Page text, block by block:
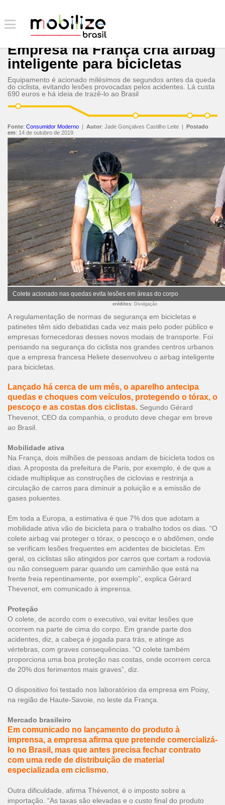
Empresa na França cria airbag
inteligente para bicicletas
Equipamento é acionado milésimos de segundos antes da queda
do ciclista, evitando lesões provocadas pelos acidentes. Lá custa
690 euros e há ideia de trazê-lo ao Brasil
Fonte: Consumidor Moderno | Autor: Jade Gonçalves Castilho Leite | Postado
em: 14 de outubro de 2019
Colete acionado nas quedas evita lesões em áreas do corpo
créditos: Divulgação
A regulamentação de normas de segurança em bicicletas e
patinetes têm sido debatidas cada vez mais pelo poder público e
empresas fornecedoras desses novos modais de transporte. Foi
pensando na segurança do ciclista nos grandes centros urbanos
que a empresa francesa Heliete desenvolveu o airbag inteligente
para bicicletas.
Lançado há cerca de um mês, o aparelho antecipa
quedas e choques com veículos, protegendo o tórax, o
pescoço e as costas dos ciclistas. Segundo Gérard
Thevenot, CEO da companhia, o produto deve chegar em breve
ao Brasil.
Mobilidade ativa
Na França, dois milhões de pessoas andam de bicicleta todos os
dias. A proposta da prefeitura de Paris, por exemplo, é de que a
cidade multiplique as construções de ciclovias e restrinja a
circulação de carros para diminuir a poluição e a emissão de
gases poluentes.
Em toda a Europa, a estimativa é que 7% dos que adotam a
mobilidade ativa vão de bicicleta para o trabalho todos os dias. “O
colete airbag vai proteger o tórax, o pescoço e o abdômen, onde
se verificam lesões frequentes em acidentes de bicicletas. Em
geral, os ciclistas são atingidos por carros que cortam a rodovia
ou não conseguem parar quando um caminhão que está na
frente freia repentinamente, por exemplo”, explica Gérard
Thevenot, em comunicado à imprensa.
Proteção
O colete, de acordo com o executivo, vai evitar lesões que
ocorrem na parte de cima do corpo. Em grande parte dos
acidentes, diz, a cabeça é jogada para trás, e atinge as
vértebras, com graves consequências. “O colete também
proporciona uma boa proteção nas costas, onde ocorrem cerca
de 20% dos ferimentos mais graves”, diz.
O dispositivo foi testado nos laboratórios da empresa em Poisy,
na região de Haute-Savoie, no leste da França.
Mercado brasileiro
Em comunicado no lançamento do produto à
imprensa, a empresa afirma que pretende comercializá-
lo no Brasil, mas que antes precisa fechar contrato
com uma rede de distribuição de material
especializada em ciclismo.
Outra dificuldade, afirma Thévenot, é o imposto sobre a
importação. “As taxas são elevadas e o custo final do produto